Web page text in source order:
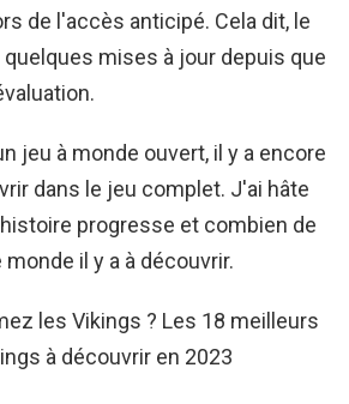
de l'accès anticipé. Cela dit, le
mises à jour depuis que
jeu à monde ouvert, il y a encore
dans le jeu complet. J'ai hâte
progresse et combien de
il y a à découvrir.
les Vikings ? Les 18 meilleurs
à découvrir en 2023